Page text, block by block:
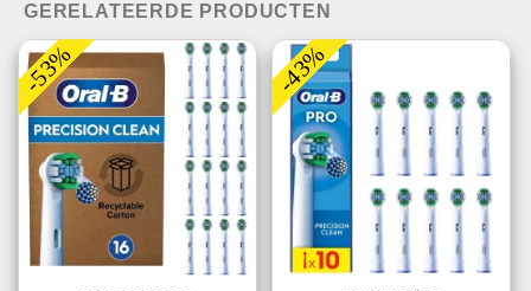
GERELATEERDE PRODUCTEN
-53% -43%